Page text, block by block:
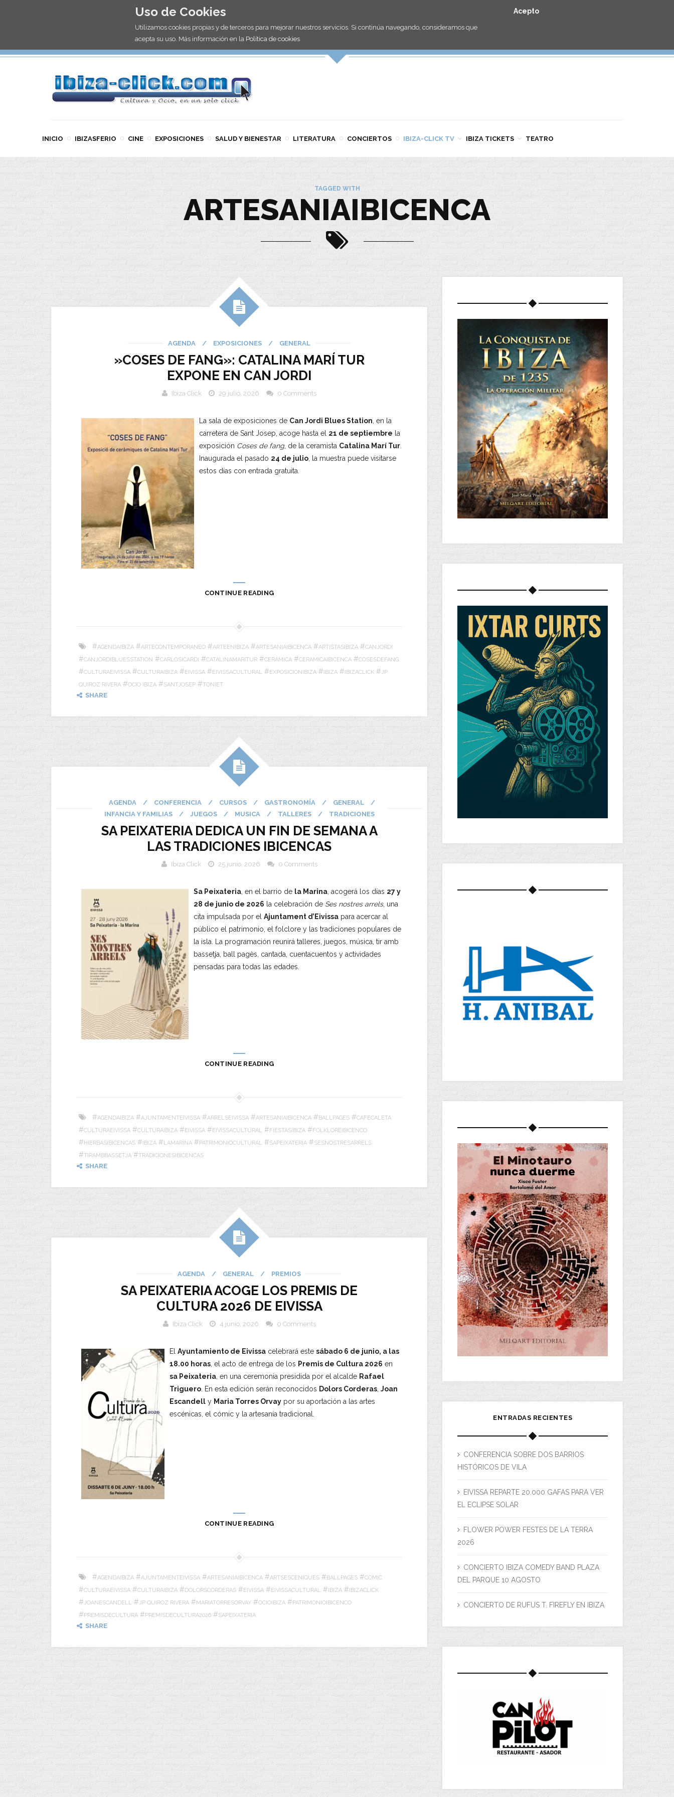
Uso de Cookies
Utilizamos cookies propias y de terceros para mejorar nuestros servicios. Si continúa navegando, consideramos que
acepta su uso. Más información en la Política de cookies
Acepto
INICIO IBIZASFERIO CINE EXPOSICIONES SALUD Y BIENESTAR LITERATURA CONCIERTOS IBIZA-CLICK TV IBIZA TICKETS TEATRO
TAGGED WITH
ARTESANIAIBICENCA
AGENDA / EXPOSICIONES / GENERAL
»COSES DE FANG»: CATALINA MARÍ TUR
EXPONE EN CAN JORDI
Ibiza Click 29 julio, 2026 0 Comments
La sala de exposiciones de Can Jordi Blues Station , en la
carretera de Sant Josep, acoge hasta el 21 de septiembre la
exposición Coses de fang, de la ceramista Catalina Marí Tur
Inaugurada el pasado 24 de julio , la muestra puede visitarse
estos días con entrada gratuita.
CONTINUE READING
#AGENDAIBIZA #ARTECONTEMPORANEO #ARTEENIBIZA #ARTESANIAIBICENCA #ARTISTASIBIZA #CANJORDI
#CANJORDIBLUESSTATION #CARLOSICARDI #CATALINAMARITUR #CERÁMICA #CERAMICAIBICENCA #COSESDEFANG
#CULTURAEIVISSA #CULTURAIBIZA #EIVISSA #EIVISSACULTURAL #EXPOSICIONIBIZA #IBIZA #IBIZACLICK #JP
QUIROZ RIVERA #OCIO IBIZA #SANTJOSEP #TONIET
SHARE
AGENDA / CONFERENCIA / CURSOS / GASTRONOMÍA / GENERAL
/
INFANCIA Y FAMILIAS
/ JUEGOS / MUSICA / TALLERES / TRADICIONES
SA PEIXATERIA DEDICA UN FIN DE SEMANA A
LAS TRADICIONES IBICENCAS
Ibiza Click 25 junio, 2026 0 Comments
Sa Peixateria , en el barrio de la Marina , acogerá los días 27 y
28 de junio de 2026 la celebración de Ses nostres arrels, una
cita impulsada por el Ajuntament d’Eivissa para acercar al
público el patrimonio, el folclore y las tradiciones populares de
la isla. La programación reunirá talleres, juegos, música, tir amb
bassetja, ball pagès, cantada, cuentacuentos y actividades
pensadas para todas las edades.
CONTINUE READING
#AGENDAIBIZA #AJUNTAMENTEIVISSA #ARRELSEIVISSA #ARTESANIAIBICENCA #BALLPAGES #CAFECALETA
#CULTURAEIVISSA #CULTURAIBIZA #EIVISSA #EIVISSACULTURAL #FIESTASIBIZA #FOLKLOREIBICENCO
#HIERBASIBICENCAS #IBIZA #LAMARINA #PATRIMONIOCULTURAL #SAPEIXATERIA #SESNOSTRESARRELS
#TIRAMBBASSETJA #TRADICIONESIBICENCAS
SHARE
AGENDA / GENERAL / PREMIOS
SA PEIXATERIA ACOGE LOS PREMIS DE
CULTURA 2026 DE EIVISSA
Ibiza Click 4 junio, 2026 0 Comments
El Ayuntamiento de Eivissa celebrará este sábado 6 de junio, a las
18.00 horas , el acto de entrega de los Premis de Cultura 2026 en
sa Peixateria , en una ceremonia presidida por el alcalde Rafael
Triguero . En esta edición serán reconocidos Dolors Corderas Joan
Escandell y Maria Torres Orvay por su aportación a las artes
escénicas, el cómic y la artesanía tradicional.
CONTINUE READING
#AGENDAIBIZA #AJUNTAMENTEIVISSA #ARTESANIAIBICENCA #ARTSESCENIQUES #BALLPAGES #COMIC
#CULTURAEIVISSA #CULTURAIBIZA #DOLORSCORDERAS #EIVISSA #EIVISSACULTURAL #IBIZA #IBIZACLICK
#JOANESCANDELL #JP QUIROZ RIVERA #MARIATORRESORVAY #OCIOIBIZA #PATRIMONIOIBICENCO
#PREMISDECULTURA #PREMISDECULTURA2026 #SAPEIXATERIA
SHARE
ENTRADAS RECIENTES
CONFERENCIA SOBRE DOS BARRIOS
HISTÓRICOS DE VILA
EIVISSA REPARTE 20.000 GAFAS PARA VER
EL ECLIPSE SOLAR
FLOWER POWER FESTES DE LA TERRA
2026
CONCIERTO IBIZA COMEDY BAND PLAZA
DEL PARQUE 10 AGOSTO
CONCIERTO DE RUFUS T. FIREFLY EN IBIZA